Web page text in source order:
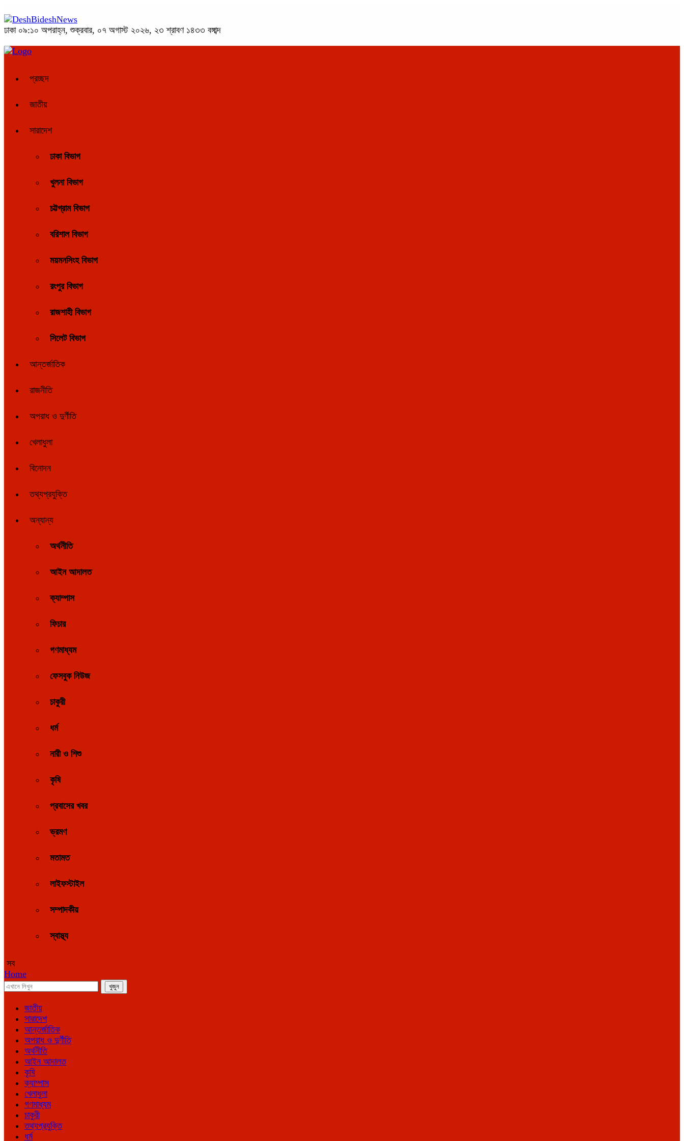
ঢাকা ০৯:১০ অপরাহ্ন, শুক্রবার, ০৭ অগাস্ট ২০২৬, ২৩ শ্রাবণ ১৪৩৩ বঙ্গাব্দ
প্রচ্ছদ
জাতীয়
সারাদেশ
ঢাকা বিভাগ
খুলনা বিভাগ
চট্টগ্রাম বিভাগ
বরিশাল বিভাগ
ময়মনসিংহ বিভাগ
রংপুর বিভাগ
রাজশাহী বিভাগ
সিলেট বিভাগ
আন্তর্জাতিক
রাজনীতি
অপরাধ ও দুর্ণীতি
খেলাধুলা
বিনোদন
তথ্যপ্রযুক্তি
অন্যান্য
অর্থনীতি
আইন আদালত
ক্যাম্পাস
ফিচার
গণমাধ্যম
ফেসবুক নিউজ
চাকুরী
ধর্ম
নারী ও শিশু
কৃষি
প্রবাসের খবর
ভ্রমণ
মতামত
লাইফস্টাইল
সম্পাদকীয়
স্বাস্থ্য
সব
Home
জাতীয়
সারাদেশ
আন্তর্জাতিক
অপরাধ ও দুর্ণীতি
অর্থনীতি
আইন আদালত
কৃষি
ক্যাম্পাস
খেলাধুলা
গণমাধ্যম
চাকুরী
তথ্যপ্রযুক্তি
ধর্ম